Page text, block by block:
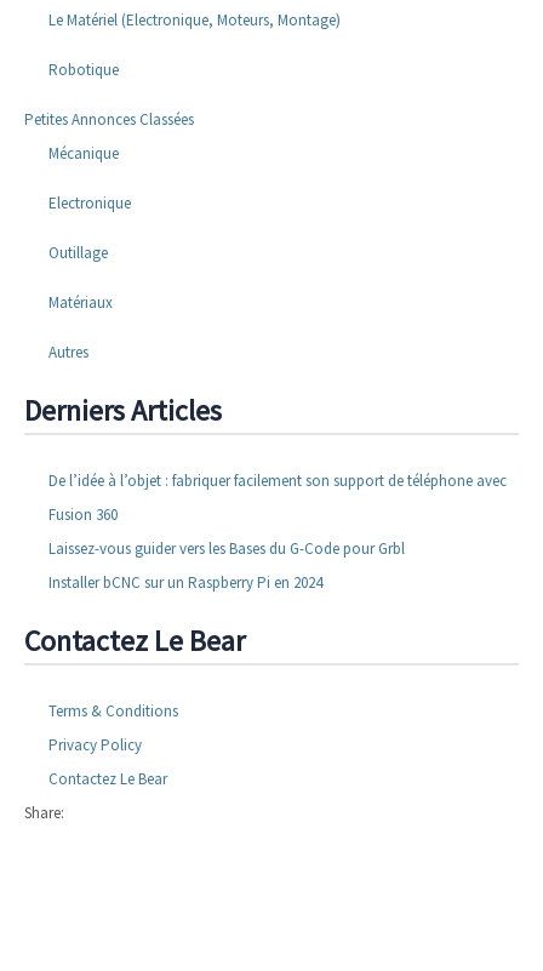
Le Matériel (Electronique, Moteurs, Montage)
Robotique
Petites Annonces Classées
Mécanique
Electronique
Outillage
Matériaux
Autres
Derniers Articles
De l’idée à l’objet : fabriquer facilement son support de téléphone avec
Fusion 360
Laissez-vous guider vers les Bases du G-Code pour Grbl
Installer bCNC sur un Raspberry Pi en 2024
Contactez Le Bear
Terms & Conditions
Privacy Policy
Contactez Le Bear
Share: